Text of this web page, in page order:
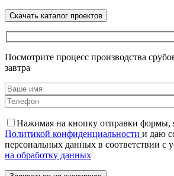
Посмотрите процесс производства
завтра
Нажимая на кнопку отправки формы,
Политикой конфиденциальности и даю
персональных данных в соответствии с
на обработку данных